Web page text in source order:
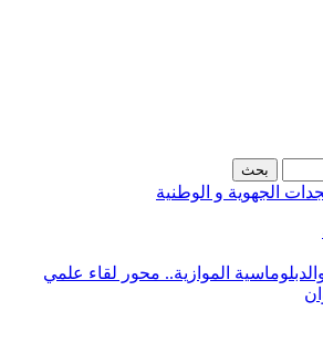
الموازية.. محور لقاء علمي